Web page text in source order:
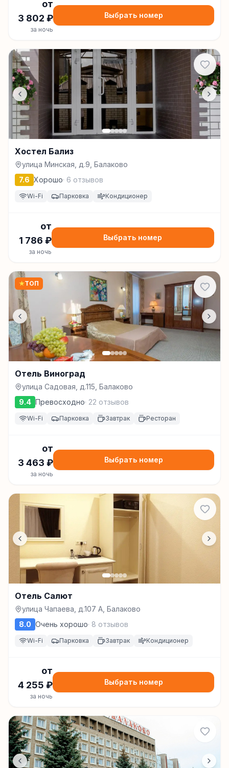
от
3 802 ₽
за ночь
Выбрать номер
Хостел Бализ
улица Минская, д.9, Балаково
7.6 Хорошо· 6 отзывов
Wi-Fi Парковка Кондиционер
от
1 786 ₽
за ночь
Выбрать номер
★ТОП
Отель Виноград
улица Садовая, д.115, Балаково
9.4 Превосходно· 22 отзывов
Wi-Fi Парковка Завтрак Ресторан
от
3 463 ₽
за ночь
Выбрать номер
Отель Салют
улица Чапаева, д.107 А, Балаково
8.0 Очень хорошо· 8 отзывов
Wi-Fi Парковка Завтрак Кондиционер
от
4 255 ₽
за ночь
Выбрать номер